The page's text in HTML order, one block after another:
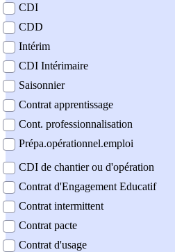
contrat
CDI
CDD
Intérim
CDI Intérimaire
Saisonnier
Contrat apprentissage
Cont. professionnalisation
Prépa.opérationnel.emploi
CDI de chantier ou d'opération
Contrat d'Engagement Educatif
Contrat intermittent
Contrat pacte
Contrat d'usage